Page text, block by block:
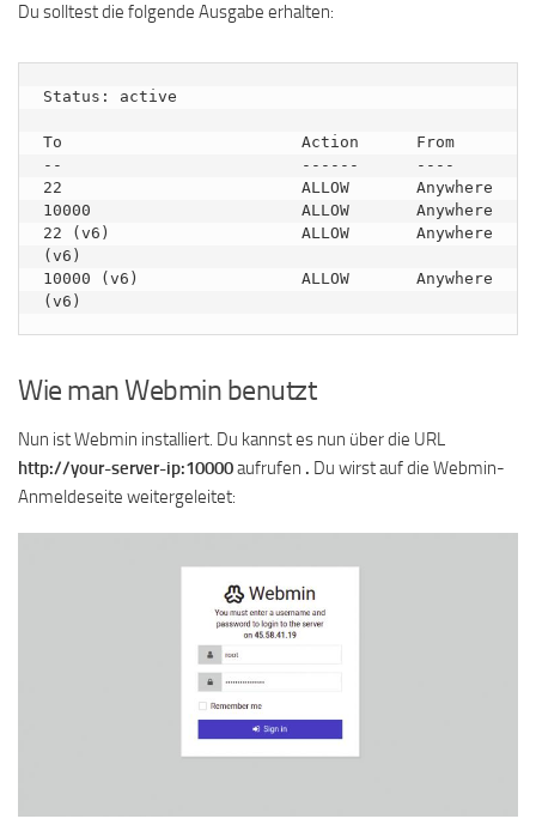
Du solltest die folgende Ausgabe erhalten:
Status: active
To                         Action      From
--                         ------      ----
22                         ALLOW       Anywhere
10000                      ALLOW       Anywhere
22 (v6)                    ALLOW       Anywhere
(v6)
10000 (v6)                 ALLOW       Anywhere
Wie man Webmin benutzt
Nun ist Webmin installiert. Du kannst es nun über die URL
http://your-server-ip:10000aufrufen . Du wirst auf die Webmin-
Anmeldeseite weitergeleitet: